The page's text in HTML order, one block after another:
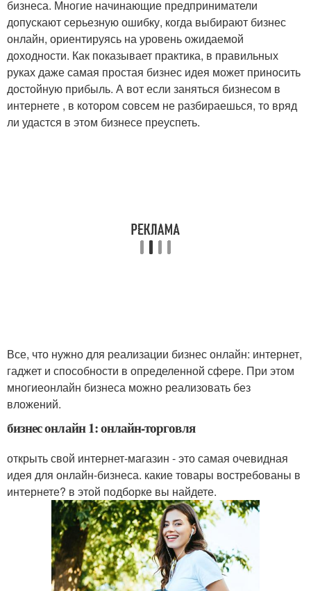
бизнеса. Многие начинающие предприниматели
допускают серьезную ошибку, когда выбирают бизнес
онлайн, ориентируясь на уровень ожидаемой
доходности. Как показывает практика, в правильных
руках даже самая простая бизнес идея может приносить
достойную прибыль. А вот если заняться бизнесом в
интернете , в котором совсем не разбираешься, то вряд
ли удастся в этом бизнесе преуспеть.
Все, что нужно для реализации бизнес онлайн: интернет,
гаджет и способности в определенной сфере. При этом
многиеонлайн бизнеса можно реализовать без
вложений.
бизнес онлайн 1: онлайн-торговля
открыть свой интернет-магазин - это самая очевидная
идея для онлайн-бизнеса. какие товары востребованы в
интернете? в этой подборке вы найдете.